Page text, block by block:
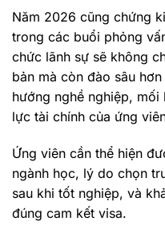
Năm 2026 cũng chứng
trong các buổi phỏng
chức lãnh sự sẽ không
bản mà còn đào sâu
hướng nghề nghiệp, mối
lực tài chính của ứng
Ứng viên cần thể hiện
ngành học, lý do chọn
sau khi tốt nghiệp, và
đúng cam kết visa.